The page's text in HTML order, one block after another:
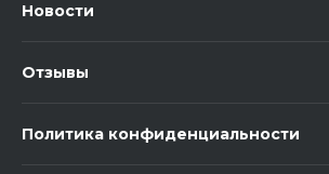
Новости
Отзывы
Политика конфиденциальности